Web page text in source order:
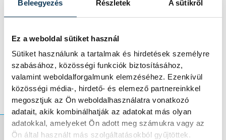
Beleegyezés Részletek A sütikről
Ez a weboldal sütiket használ
Sütiket használunk a tartalmak és hirdetések személyre
szabásához, közösségi funkciók biztosításához,
valamint weboldalforgalmunk elemzéséhez. Ezenkívül
közösségi média-, hirdető- és elemező partnereinkkel
megosztjuk az Ön weboldalhasználatra vonatkozó
adatait, akik kombinálhatják az adatokat más olyan
adatokkal, amelyeket Ön adott meg számukra vagy az
Ön által használt más szolgáltatásokból gyűjtöttek.
leküzdhető akadályokat gördített. Új elit
alakult ki azokból, akik hatékonyabban
tudták érvényesíteni az érdekeiket az
udvarban: őket nevezzük labancoknak, míg
velük szemben álltak a harciasabb
kurucok.